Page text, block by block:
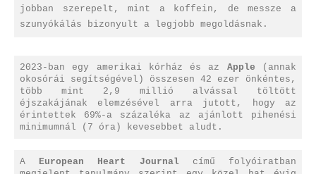
jobban szerepelt, mint a koffein, de messze a
szunyókálás bizonyult a legjobb megoldásnak.
2023-ban egy amerikai kórház és az Apple (annak
okosórái segítségével) összesen 42 ezer önkéntes,
több mint 2,9 millió alvással töltött
éjszakájának elemzésével arra jutott, hogy az
érintettek 69%-a százaléka az ajánlott pihenési
minimumnál (7 óra) kevesebbet aludt.
A European Heart Journalcímű folyóiratban